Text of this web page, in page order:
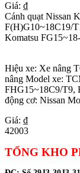
Giá: ₫
Cánh quạt Nissan
F(H)G10~18C19/
Komatsu
Hiệu xe: Xe nâng
nâng Model xe:
FHG15~18C9/T9,
động cơ: Nissan
Giá: ₫
42003
TỔNG KHO